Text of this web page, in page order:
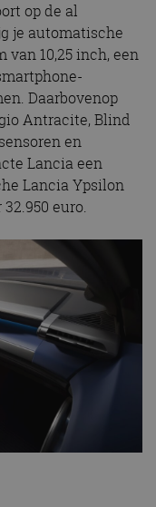
op de al
je automatische
10,25 inch, een
Daarbovenop
Antracite, Blind
en
Lancia een
Lancia Ypsilon
euro.